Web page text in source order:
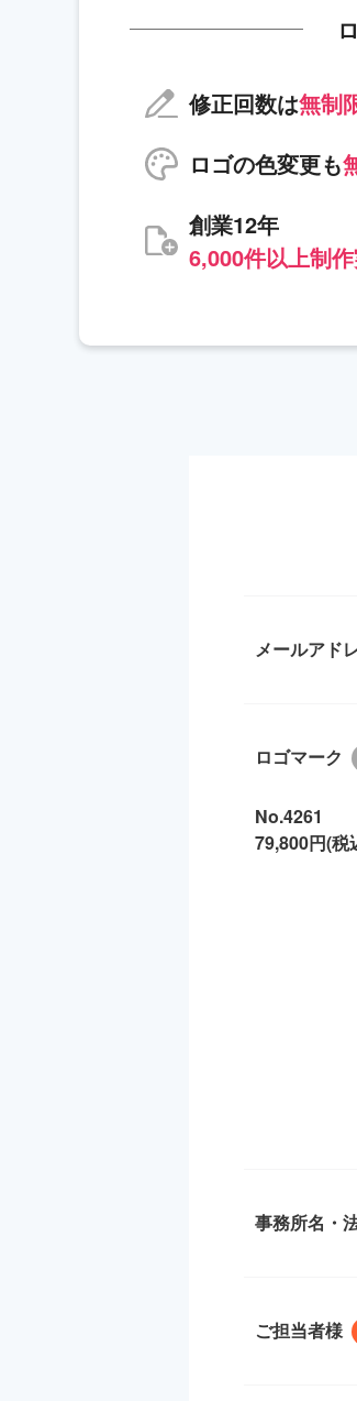
修正回数は無制
ロゴの色変更も
創業12年
6,000件以上制
メールアド
ロゴマーク
No.4261
79,800円(税
事務所名・
ご担当者様